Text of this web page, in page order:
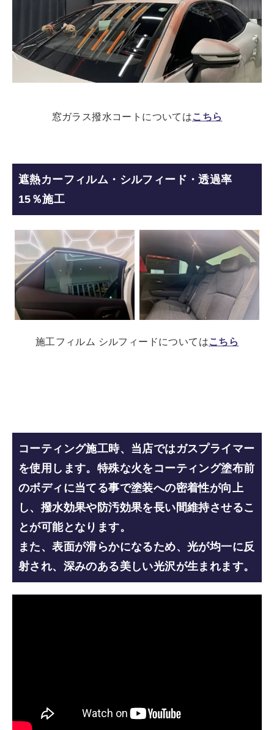
窓ガラス撥水コートについてはこちら
遮熱カーフィルム・シルフィード・透過率
15％施工
施工フィルム シルフィードについてはこちら
コーティング施工時、当店ではガスプライマー
を使用し ます。特殊な火をコーティング塗布前
のボディに当てる事で塗装への密着性が向上
し、撥水効果や防汚効果を長い間維持させるこ
とが可能となります。
また、表面が滑らかになるため、光が均一に反
射され、深みのある美しい光沢が生まれます。